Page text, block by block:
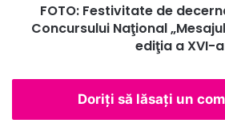
Antidrog”,
FOTO: Festivitate de
Concursului Naţional
ediţia a XVI-a
Doriți să lăsați un